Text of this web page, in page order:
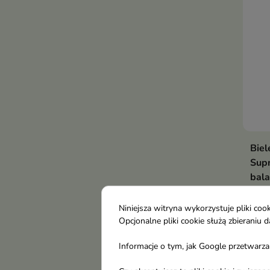
Niniejsza witryna wykorzystuje pliki
Opcjonalne pliki cookie służą
Informacje o tym, jak Google